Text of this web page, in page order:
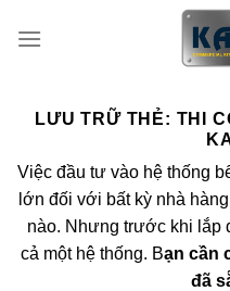
đến
LƯU TRỮ THẺ: THI
Việc đầu tư vào hệ thống
lớn đối với bất kỳ nhà
nào. Nhưng trước khi lắp
cả một hệ thống. Bạn cần
đã